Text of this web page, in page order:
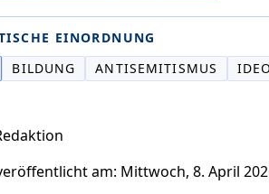
EINORDNUNG
BILDUNG ANTISEMITISMUS
am: Mittwoch, 8. April